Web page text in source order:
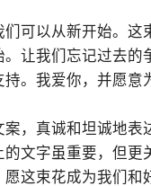
们可以从新开始。这
让我们忘记过去的
持。我爱你，并愿意
，真诚和坦诚地表
的文字虽重要，但更
愿这束花成为我们和